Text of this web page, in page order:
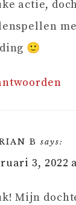
actie,
🙂
B says:
3, 2022
Mijn